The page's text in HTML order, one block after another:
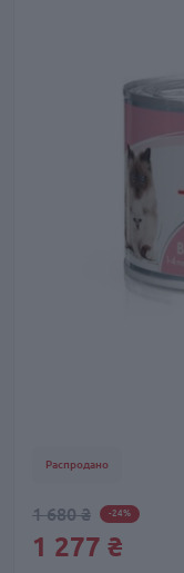
Распродано
1 680 ₴ -24%
1 277 ₴